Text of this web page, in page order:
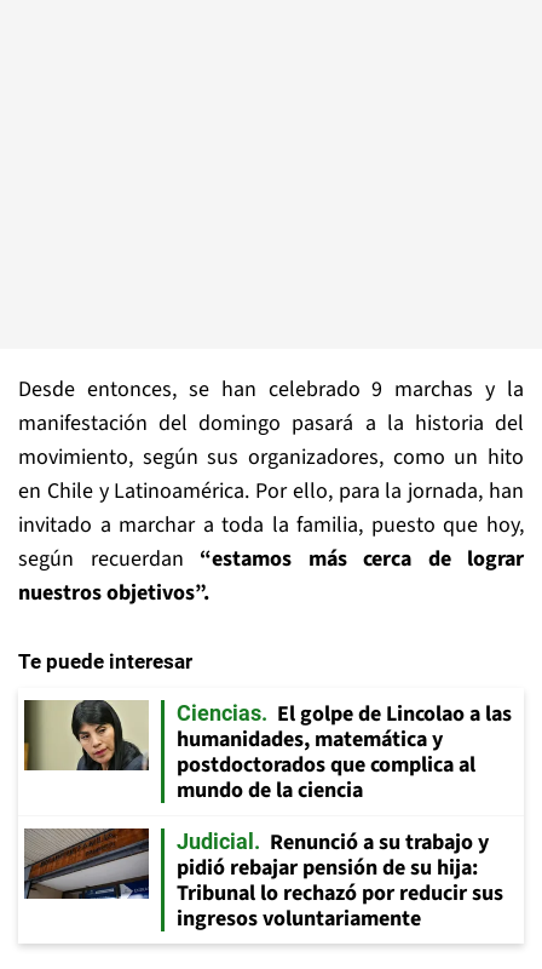
Desde entonces, se han celebrado 9 marchas y la
manifestación del domingo pasará a la historia del
movimiento, según sus organizadores, como un hito
en Chile y Latinoamérica. Por ello, para la jornada, han
invitado a marchar a toda la familia, puesto que hoy,
según recuerdan “estamos más cerca de lograr
nuestros objetivos”.
Te puede interesar
Ciencias
El golpe de Lincolao a las
humanidades, matemática y
postdoctorados que complica al
mundo de la ciencia
Judicial
Renunció a su trabajo y
pidió rebajar pensión de su hija:
Tribunal lo rechazó por reducir sus
ingresos voluntariamente